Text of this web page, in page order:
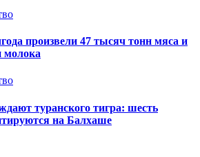
произвели 47 тысяч тонн мяса и
молока
туранского тигра: шесть
на Балхаше